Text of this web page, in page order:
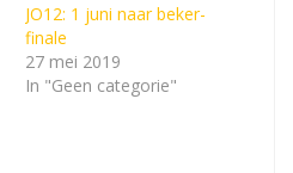
JO12: 1 juni naar beker-
finale
27 mei 2019
In "Geen categorie"